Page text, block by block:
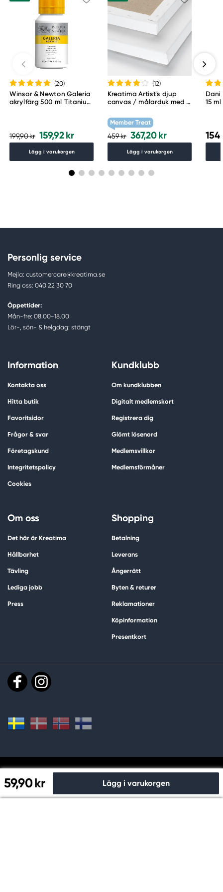
59,90 kr Lägg i varukorgen
(20)
Winsor & Newton Galeria
akrylfärg 500 ml Titanium
199,90 kr 159,92 kr
Lägg i varukorgen
(12)
Kreatima Artist's djup
canvas / målarduk med 4
g/m²
Member Treat
459 kr 367,20 kr
Lägg i varukorgen
15
Personlig service
Mejla: customercare@kreatima.se
Ring oss: 040 22 30 70
Öppettider:
Mån-fre: 08.00-18.00
Lör-, sön- & helgdag: stängt
Information
Kontakta oss
Hitta butik
Favoritsidor
Frågor & svar
Företagskund
Integritetspolicy
Cookies
Kundklubb
Om kundklubben
Digitalt medlemskort
Registrera dig
Glömt lösenord
Medlemsvillkor
Medlemsförmåner
Om oss
Det här är Kreatima
Hållbarhet
Tävling
Lediga jobb
Press
Shopping
Betalning
Leverans
Ångerrätt
Byten & returer
Reklamationer
Köpinformation
Presentkort
Handla och betala säkert hos oss